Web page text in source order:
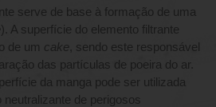
serve de base à formação de uma
). A superfície do elemento filtrante
de um cake , sendo este responsável
das partículas de poeira do ar.
da manga pode ser utilizada
de perigosos